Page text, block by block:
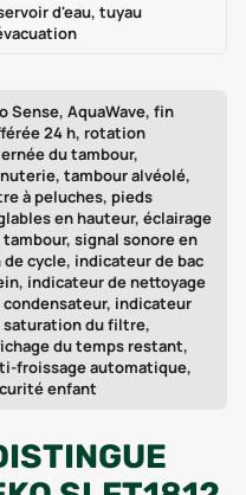
d'eau, tuyau
Sense, AquaWave, fin
24 h, rotation
du tambour,
tambour alvéolé,
à peluches, pieds
en hauteur, éclairage
tambour, signal sonore en
cycle, indicateur de bac
indicateur de nettoyage
condensateur, indicateur
saturation du filtre,
du temps restant,
froissage automatique,
enfant